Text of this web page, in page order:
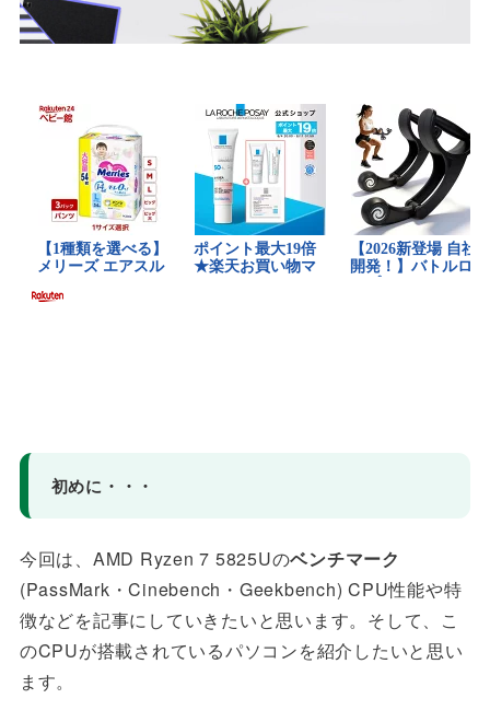
初めに・・・
今回は、AMD Ryzen 7 5825Uのベンチマーク
(PassMark・Cinebench・Geekbench) CPU性能や特
徴などを記事にしていきたいと思います。そして、こ
のCPUが搭載されているパソコンを紹介したいと思い
ます。